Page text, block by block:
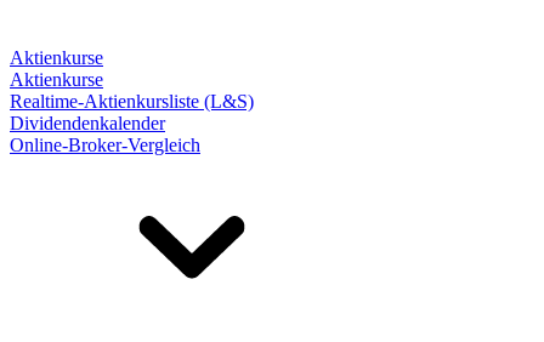
Aktienkurse
Aktienkurse
Realtime-Aktienkursliste (L&S)
Dividendenkalender
Online-Broker-Vergleich